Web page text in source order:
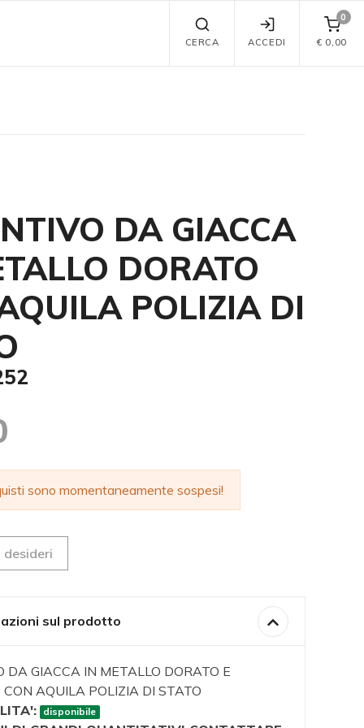
CERCA ACCEDI
0
€ 0,00
DA GIACCA
DORATO
POLIZIA DI
sono momentaneamente sospesi!
desideri
sul prodotto
DA GIACCA IN METALLO DORATO E
CON AQUILA POLIZIA DI STATO
disponibile